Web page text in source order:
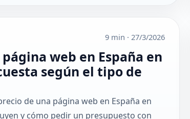
9 min · 27/3/2026
web en España en
según el tipo de
de una página web en España en
y cómo pedir un presupuesto con